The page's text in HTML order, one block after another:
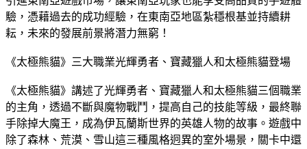
驗，憑藉過去的成功經驗，在東南亞地區紮穩根基並持續耕
耘，未來的發展前景將潛力無窮！
《太極熊貓》三大職業光輝勇者、寶藏獵人和太極熊貓登場
《太極熊貓》講述了光輝勇者、寶藏獵人和太極熊貓三個職業
的主角，透過不斷與魔物戰鬥，提高自己的技能等級，最終聯
手除掉大魔王，成為伊瓦蘭斯世界的英雄人物的故事。遊戲中
除了森林、荒漠、雪山這三種風格迥異的室外場景，關卡中還